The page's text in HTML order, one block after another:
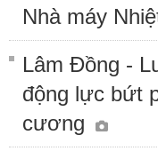
Nhà máy
Lâm Đồng -
động lực bứt
cương